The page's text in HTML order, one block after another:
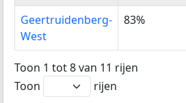
Geertruidenberg-
West
83%
Toon 1 tot 8 van 11 rijen
Toon
rijen